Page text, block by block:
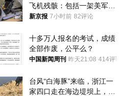
飞机残骸：包括一架美军F-
15战斗机残骸以及多架无人
新京报 7小时前 82评论
十多万人报名的考试，成绩
全部作废，公平么？
中国新闻周刊 昨天21:08 414评论
台风“白海豚”来临，浙江一
家四口走在海边堤坝上，其